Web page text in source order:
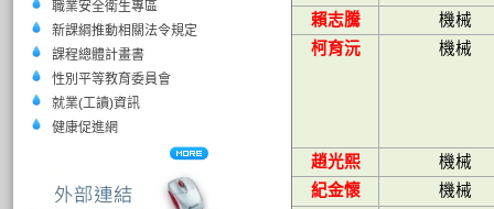
職業安全衛生專區
新課綱推動相關法令規定
課程總體計畫書
性別平等教育委員會
就業(工讀)資訊
健康促進網
賴志騰
機械
柯育沅
機械
趙光熙
機械
紀金懷
機械